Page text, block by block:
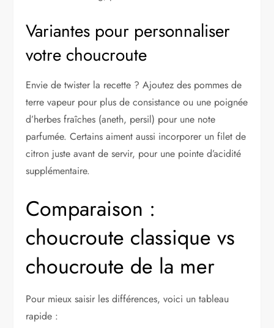
Variantes pour personnaliser
votre choucroute
Envie de twister la recette ? Ajoutez des pommes de
terre vapeur pour plus de consistance ou une poignée
d’herbes fraîches (aneth, persil) pour une note
parfumée. Certains aiment aussi incorporer un filet de
citron juste avant de servir, pour une pointe d’acidité
supplémentaire.
Comparaison :
choucroute classique vs
choucroute de la mer
Pour mieux saisir les différences, voici un tableau
rapide :